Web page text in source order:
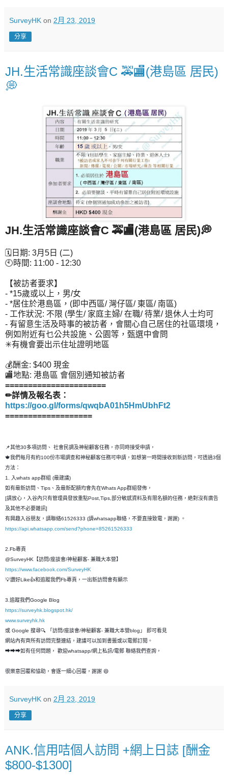
SurveyHK on 2月 23, 2019
分享
JH.生活常識座談會C 🚕🏬(港島區 居民)
💭
JH.生活常識座談會C 🚕🏬(港島區 居民)💭
🗓日期: 3月5日 (二)
🕙時間: 11:00 - 12:30
【被訪者要求】
- *15歲或以上，男/女
- *居住於港島區，(即中西區/ 灣仔區/ 東區/ 南區)
- 工作狀況: 不限 (學生/ 家庭主婦/ 在職/ 待業/ 退休人士均可
- 有留意生活及時事的被訪者，會關心自己居住的社區環境，
例如附近有乜公共設施、公園等，甄選中會問
✳有機會要出示住址證明地區
💰酬金: $400 現金
🏬地點: 港島區 會個別通知被訪者
======================
✏詳情及報名表：
https://goo.gl/forms/qwqbA01h5HmUbhFt2
===================
📌其他30多項訪問、 社會民調及神秘顧客任務，亦同時接受申請，
🍁我們每月有約100份市場調查和神秘顧客任務可申請，如想第一時間接收到新訪問，可透過3個
方法：
1. 入whats app群組 (最建議)
如有最新訪問、Tips、及最新配額均會先在Whats App群組發佈，
[請放心，入谷內只有管理員發放重點Post,Tips,部分敏感資料及有限名額的任務，絶對沒有廣告
及其他不必要雜訊]
有興趣入谷朋友，請聯絡61526333 (請whatsapp聯絡，不要直接致電，謝謝) 。
https://api.whatsapp.com/send?phone=85261526333
2.Fb專頁
@SurveyHK【訪問/座談會/神秘顧客- 兼職大本營】
https://www.facebook.com/SurveyHK
💡讚好Like👍和追蹤我們Fb專頁，一出新訪問會有顯示
3.追蹤我們Google Blog
https://surveyhk.blogspot.hk/
www.surveyhk.hk
或 Google 搜尋🔍 「訪問/座談會/神秘顧客- 兼職大本營blog」 即可看見
網站內有齊所有訪問完整連結，建議可以加到書籤或以電郵訂閱。
➡➡➡如有任何問題， 歡迎whatsapp/網上私訊/電郵 聯絡我們查詢，
很樂意回覆和恊助，會逐一細心回覆，謝謝 😄
SurveyHK on 2月 23, 2019
分享
ANK.信用咭個人訪問 +網上日誌 [酬金
$800-$1300]